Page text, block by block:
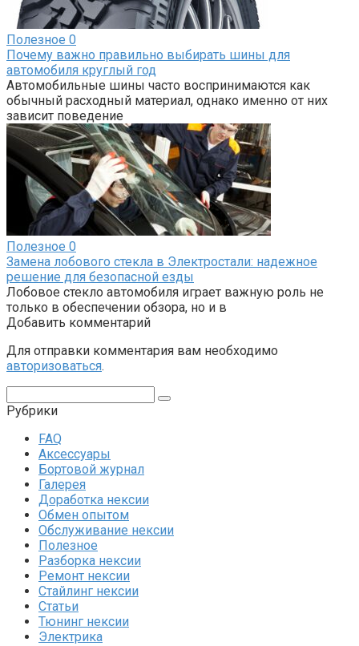
Полезное 0
Почему важно правильно выбирать шины для
автомобиля круглый год
Автомобильные шины часто воспринимаются как
обычный расходный материал, однако именно от них
зависит поведение
Полезное 0
Замена лобового стекла в Электростали: надежное
решение для безопасной езды
Лобовое стекло автомобиля играет важную роль не
только в обеспечении обзора, но и в
Добавить комментарий
Для отправки комментария вам необходимо
авторизоваться.
Рубрики
FAQ
Аксессуары
Бортовой журнал
Галерея
Доработка нексии
Обмен опытом
Обслуживание нексии
Полезное
Разборка нексии
Ремонт нексии
Стайлинг нексии
Статьи
Тюнинг нексии
Электрика